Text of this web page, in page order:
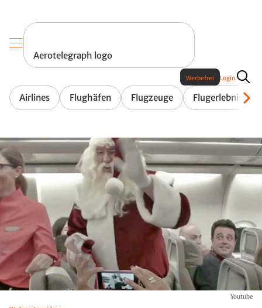
Aerotelegraph logo
Airlines Flughäfen Flugzeuge Flugerlebnis
Werbefrei Login
Youtube